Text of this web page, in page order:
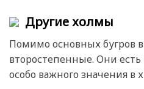
Другие холмы
Помимо основных бугров
второстепенные. Они
особо важного значения в